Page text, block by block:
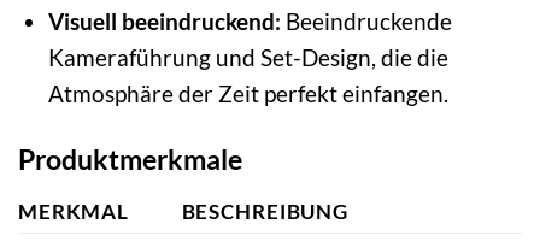
Visuell beeindruckend: Beeindruckende
Kameraführung und Set-Design, die die
Atmosphäre der Zeit perfekt einfangen.
Produktmerkmale
MERKMAL BESCHREIBUNG